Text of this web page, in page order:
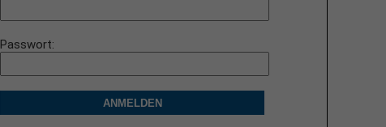
Passwort
ANMELDEN